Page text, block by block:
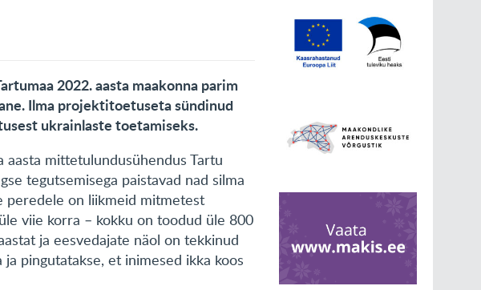
2022. aasta maakonna parim
Ilma projektitoetuseta sündinud
ukrainlaste toetamiseks.
aasta mittetulundusühendus Tartu
tegutsemisega paistavad nad silma
peredele on liikmeid mitmetest
viie korra – kokku on toodud üle 800
ja eesvedajate näol on tekkinud
pingutatakse, et inimesed ikka koos